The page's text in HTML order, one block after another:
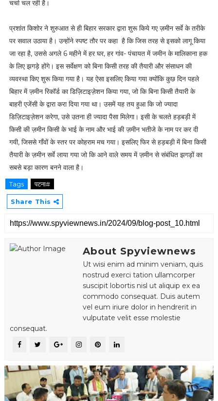
चर्चा चल रही है।
प्रशांत किशोर ने शुरुआत से ही बिहार सरकार द्वारा शुरू किये गए ज़मीन सर्वे के तरीके
पर सवाल उठाया है। उन्होंने स्पष्ट तौर पर कहा है कि जिस तरह से इसको लागू किया
जा रहा है, उससे अगले 6 महीने में हर घर, हर गांव- पंचायत में जमीन के मालिकाना हक
के लिए झगड़े होंगे। इस सर्वेक्षण को बिना किसी तरह की तैयारी और संसाधन की
व्यवस्था किए शुरू किया गया है। यह ऐसा इसलिए किया गया क्योंकि कुछ दिन पहले
बिहार में ज़मीन रिकॉर्ड का डिज़िटाइज़ेशन किया गया, जो कि बिना किसी तैयारी के
बाहरी एजेंसी के द्वारा करा दिया गया था। उसमें यह तय हुआ कि जो ज्यादा
डिज़िटाइज़ेशन करेगा, उसे उतना ही ज्यादा पैसा मिलेगा। इसी के चलते हड़बड़ी में
किसी की ज़मीन किसी के भाई के नाम और भाई की ज़मीन भतीजे के नाम पर कर दी
गयी, जिससे गाँवों के स्तर पर कोहराम मच गया। इसलिए फिर से हड़बड़ी में बिना किसी
तैयारी के ज़मीन सर्वे लाया गया जो कि आने वाले समय में ज़मीन से संबंधित झगड़ों का
सबसे बड़ा कारण बनने वाला है।
Tags पटना#
Share This
About Spyviewnews
Ut wisi enim ad minim veniam, quis
nostrud exerci tation ullamcorper
suscipit lobortis nisl ut aliquip ex ea
commodo consequat. Duis autem
vel eum iriure dolor in hendrerit in
vulputate velit esse molestie
consequat.